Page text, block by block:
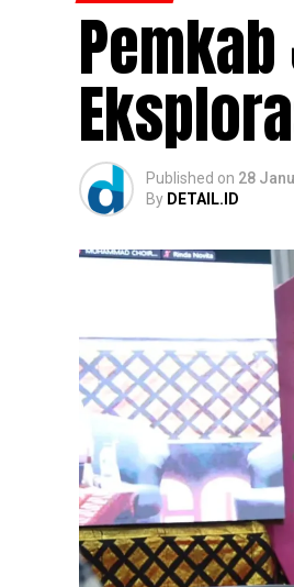
Published on 28
By DETAIL.ID